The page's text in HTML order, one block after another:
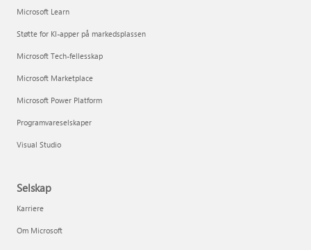
Microsoft Learn
Støtte for KI-apper på markedsplassen
Microsoft Tech-fellesskap
Microsoft Marketplace
Microsoft Power Platform
Programvareselskaper
Visual Studio
Selskap
Karriere
Om Microsoft